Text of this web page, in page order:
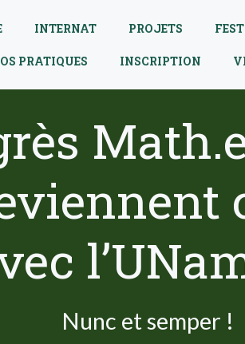
INTERNAT PROJETS
PRATIQUES INSCRIPTION
Nunc et semper !